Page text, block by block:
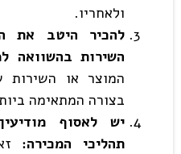
ולאחריו.
להכיר היטב את
השירות בהשוואה
המוצר או השירות
בצורה המתאימה
יש לאסוף
תהליכי המכירה: